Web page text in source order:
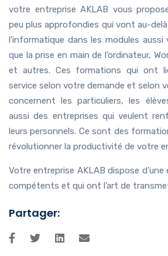
votre entreprise AKLAB vous
peu plus approfondies qui vont au-
l’informatique dans les modules aussi
que la prise en main de l’ordinateur,
et autres. Ces formations qui ont
service selon votre demande et selon
concernent les particuliers, les
aussi des entreprises qui veulent
leurs personnels. Ce sont des
révolutionner la productivité de votre
Votre entreprise AKLAB dispose
compétents et qui ont l’art de
Partager: